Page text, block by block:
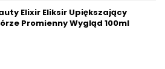
Elixir Eliksir Upiększający
Promienny Wygląd 100ml